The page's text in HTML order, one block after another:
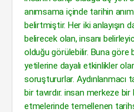
anımsama içinde tarihin
belirtmiştir. Her iki anlayışın
belirecek olan, insanı
olduğu görülebilir. Buna göre
yetilerine dayalı etkinlikler
soruştururlar. Aydınlanmacı
bir tavırdır. insan merkeze
etmelerinde temellenen